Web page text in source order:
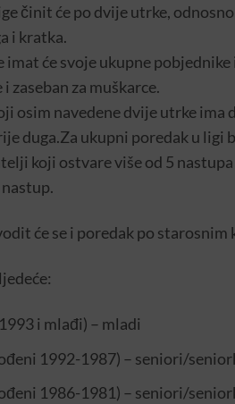
činit će po dvije utrke,
i kratka.
će svoje ukupne
zaseban za muškarce.
osim navedene dvije utrke ima
duga.Za ukupni poredak u ligi
koji ostvare više od 5
će se i poredak po starosnim
i mlađi) – mladi
1992-1987) – seniori/
1986-1981) – seniori/